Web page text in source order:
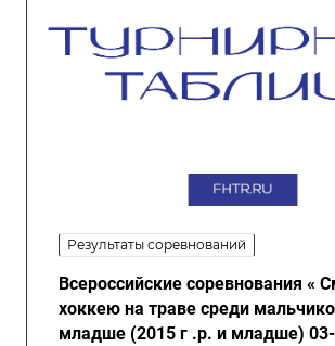
Результаты соревнований
Всероссийские соревнования «
хоккею на траве среди
младше (2015 г .р. и младше)